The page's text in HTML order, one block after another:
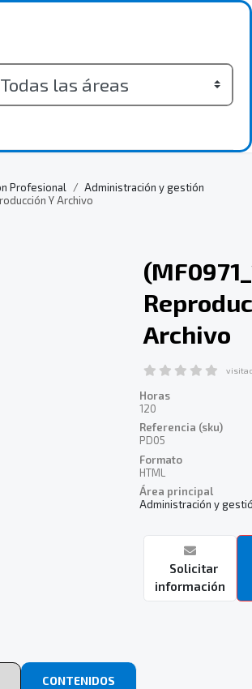
Profesional
Administración y gestión
Y Archivo
Archivo
Horas
120
Referencia (sku)
PD05
Formato
HTML
Área principal
Administración y
Solicitar
información
CONTENIDOS